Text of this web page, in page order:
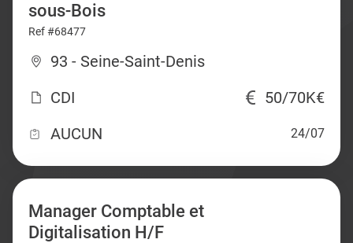
sous-Bois
Ref #68477
93 - Seine-Saint-Denis
CDI
50/70K€
AUCUN
24/07
Manager Comptable et
Digitalisation H/F